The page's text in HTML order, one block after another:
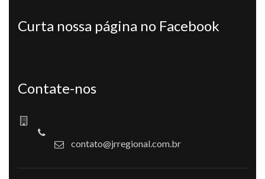
Curta nossa página no Facebook
Contate-nos
contato@jrregional.com.br